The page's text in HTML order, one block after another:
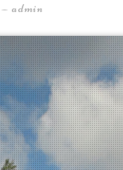
—admin